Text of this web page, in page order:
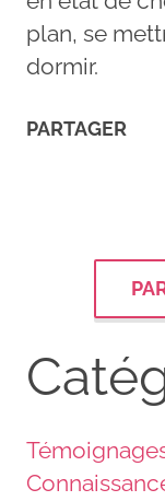
plan, se
dormir.
PARTAGER